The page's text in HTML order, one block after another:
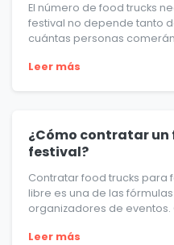
El número de food trucks
festival no depende tanto
cuántas personas comerán
Leer más
¿Cómo contratar
festival?
Contratar food trucks para
libre es una de las
organizadores de eventos.
Leer más